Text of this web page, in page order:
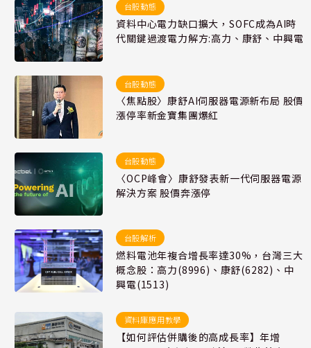
台股動態
資料中心電力缺口擴大，SOFC成為AI時
代關鍵過渡電力解方:高力、康舒、中興電
台股動態
〈焦點股〉康舒AI伺服器電源新布局 股價
漲停率新金寶集團爆紅
台股動態
〈OCP峰會〉康舒發表新一代伺服器電源
解決方案 股價奔漲停
台股解析
燃料電池年複合增長率達30%，台灣三大
概念股：高力(8996)、康舒(6282)、中
興電(1513)
資料庫應用教學
【如何評估併購後的高成長率】年增